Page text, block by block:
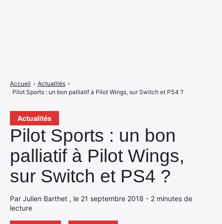
Actualités
Pilot Sports : un bon
palliatif à Pilot Wings,
sur Switch et PS4 ?
Par Julien Barthet , le 21 septembre 2018 - 2 minutes de
lecture
Accueil › Actualités ›
Pilot Sports : un bon palliatif à Pilot Wings, sur Switch et PS4 ?